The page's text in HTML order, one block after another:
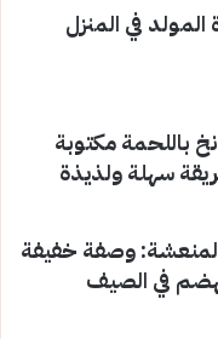
في المنزل
باللحمة مكتوبة
سهلة ولذيذة
وصفة خفيفة
في الصيف